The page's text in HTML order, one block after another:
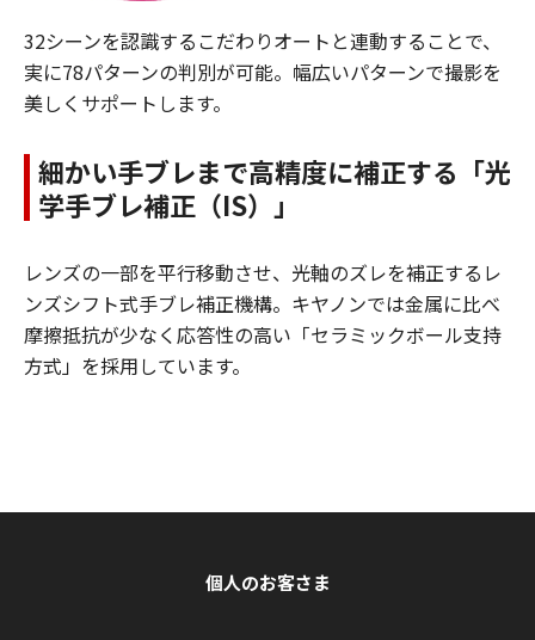
32シーンを認識するこだわりオートと連動することで、
実に78パターンの判別が可能。幅広いパターンで撮影を
美しくサポートします。
細かい手ブレまで高精度に補正する「光
学手ブレ補正（IS）」
レンズの一部を平行移動させ、光軸のズレを補正するレ
ンズシフト式手ブレ補正機構。キヤノンでは金属に比べ
摩擦抵抗が少なく応答性の高い「セラミックボール支持
方式」を採用しています。
個人のお客さま